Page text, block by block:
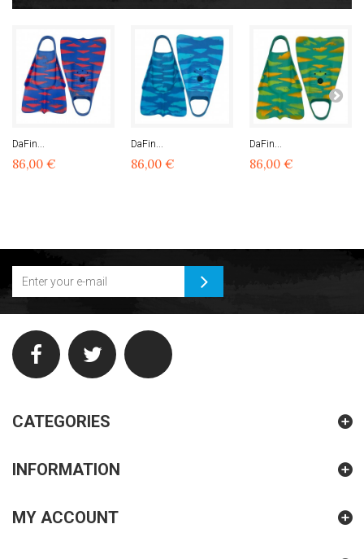
DaFin...
86,00 €
DaFin...
86,00 €
DaFin...
86,00 €
CATEGORIES
INFORMATION
MY ACCOUNT